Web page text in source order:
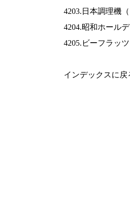
4203.日本調理機（
4204.昭和ホール
4205.ビーフラッ
インデックスに戻